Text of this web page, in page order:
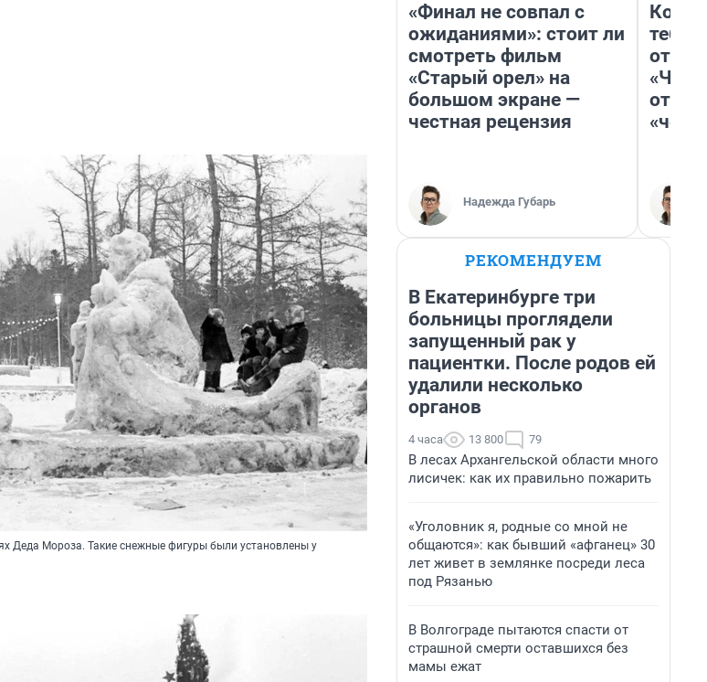
Деда Мороза. Такие снежные фигуры были установлены у
«Финал не совпал с
ожиданиями»: стоит ли
смотреть фильм
«Старый орел» на
большом экране —
честная рецензия
Надежда Губарь
тебя
РЕКОМЕНДУЕМ
В Екатеринбурге три
больницы проглядели
запущенный рак у
пациентки. После родов ей
удалили несколько
органов
4 часа 13 800 79
В лесах Архангельской области много
лисичек: как их правильно пожарить
«Уголовник я, родные со мной не
общаются»: как бывший «афганец» 30
лет живет в землянке посреди леса
под Рязанью
В Волгограде пытаются спасти от
страшной смерти оставшихся без
мамы ежат